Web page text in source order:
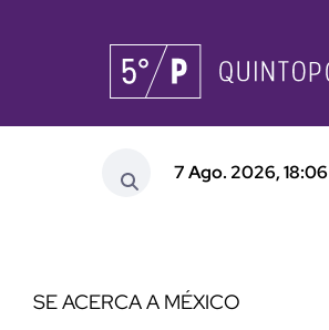
7 Ago. 2026, 18:06
SE ACERCA A MÉXICO